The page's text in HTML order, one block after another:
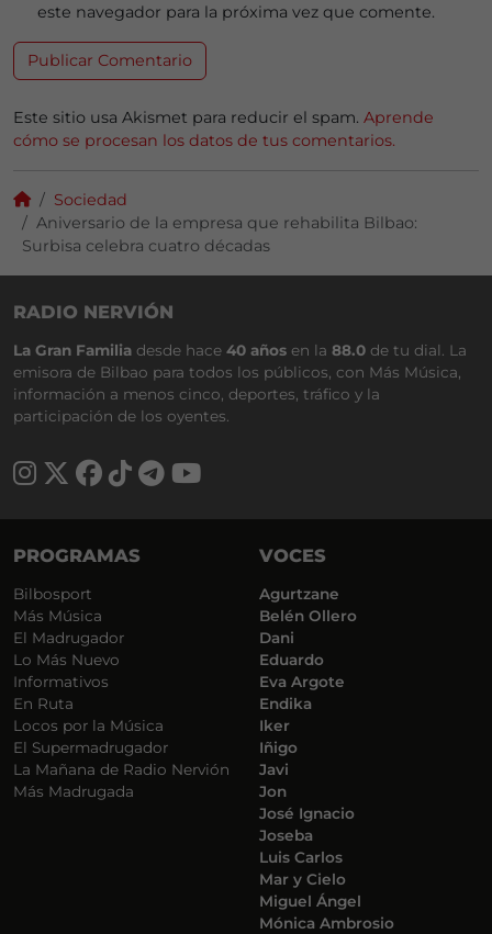
este navegador para la próxima vez que comente.
Este sitio usa Akismet para reducir el spam. Aprende
cómo se procesan los datos de tus comentarios.
Sociedad
Aniversario de la empresa que rehabilita Bilbao:
Surbisa celebra cuatro décadas
RADIO NERVIÓN
La Gran Familia desde hace 40 años en la 88.0 de tu dial. La
emisora de Bilbao para todos los públicos, con Más Música,
información a menos cinco, deportes, tráfico y la
participación de los oyentes.
PROGRAMAS
Bilbosport
Más Música
El Madrugador
Lo Más Nuevo
Informativos
En Ruta
Locos por la Música
El Supermadrugador
La Mañana de Radio Nervión
Más Madrugada
VOCES
Agurtzane
Belén Ollero
Dani
Eduardo
Eva Argote
Endika
Iker
Iñigo
Javi
Jon
José Ignacio
Joseba
Luis Carlos
Mar y Cielo
Miguel Ángel
Mónica Ambrosio